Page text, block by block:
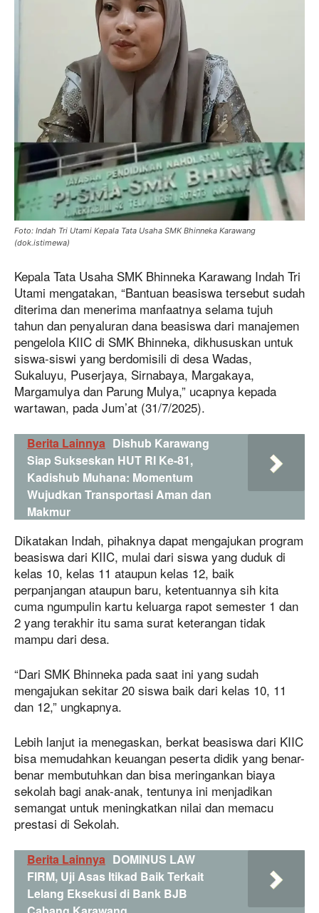
Foto: Indah Tri Utami Kepala Tata Usaha SMK Bhinneka Karawang
(dok.istimewa)
Kepala Tata Usaha SMK Bhinneka Karawang Indah Tri
Utami mengatakan, “Bantuan beasiswa tersebut sudah
diterima dan menerima manfaatnya selama tujuh
tahun dan penyaluran dana beasiswa dari manajemen
pengelola KIIC di SMK Bhinneka, dikhususkan untuk
siswa-siswi yang berdomisili di desa Wadas,
Sukaluyu, Puserjaya, Sirnabaya, Margakaya,
Margamulya dan Parung Mulya,” ucapnya kepada
wartawan, pada Jum’at (31/7/2025).
Berita Lainnya Dishub Karawang
Siap Sukseskan HUT RI Ke-81,
Kadishub Muhana: Momentum
Wujudkan Transportasi Aman dan
Makmur
Dikatakan Indah, pihaknya dapat mengajukan program
beasiswa dari KIIC, mulai dari siswa yang duduk di
kelas 10, kelas 11 ataupun kelas 12, baik
perpanjangan ataupun baru, ketentuannya sih kita
cuma ngumpulin kartu keluarga rapot semester 1 dan
2 yang terakhir itu sama surat keterangan tidak
mampu dari desa.
“Dari SMK Bhinneka pada saat ini yang sudah
mengajukan sekitar 20 siswa baik dari kelas 10, 11
dan 12,” ungkapnya.
Lebih lanjut ia menegaskan, berkat beasiswa dari KIIC
bisa memudahkan keuangan peserta didik yang benar-
benar membutuhkan dan bisa meringankan biaya
sekolah bagi anak-anak, tentunya ini menjadikan
semangat untuk meningkatkan nilai dan memacu
prestasi di Sekolah.
Berita Lainnya DOMINUS LAW
FIRM, Uji Asas Itikad Baik Terkait
Lelang Eksekusi di Bank BJB